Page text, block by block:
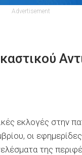
Advertisement
εκλογές στην
οι
της